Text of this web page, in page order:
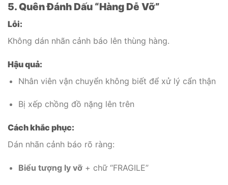
5. Quên Đánh Dấu “Hàng Dễ Vỡ”
Lỗi:
Không dán nhãn cảnh báo lên thùng hàng.
Hậu quả:
Nhân viên vận chuyển không biết để xử lý cẩn thận
Bị xếp chồng đồ nặng lên trên
Cách khắc phục:
Dán nhãn cảnh báo rõ ràng:
Biểu tượng ly vỡ+ chữ “FRAGILE”